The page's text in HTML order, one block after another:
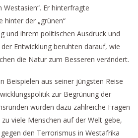
Er hinterfragte
hinter der „grünen“
und ihrem politischen Ausdruck und
Entwicklung beruhten darauf, wie
die Natur zum Besseren verändert.
Beispielen aus seiner jüngsten Reise
zur Begrünung der
wurden dazu zahlreiche Fragen
viele Menschen auf der Welt gebe,
den Terrorismus in Westafrika